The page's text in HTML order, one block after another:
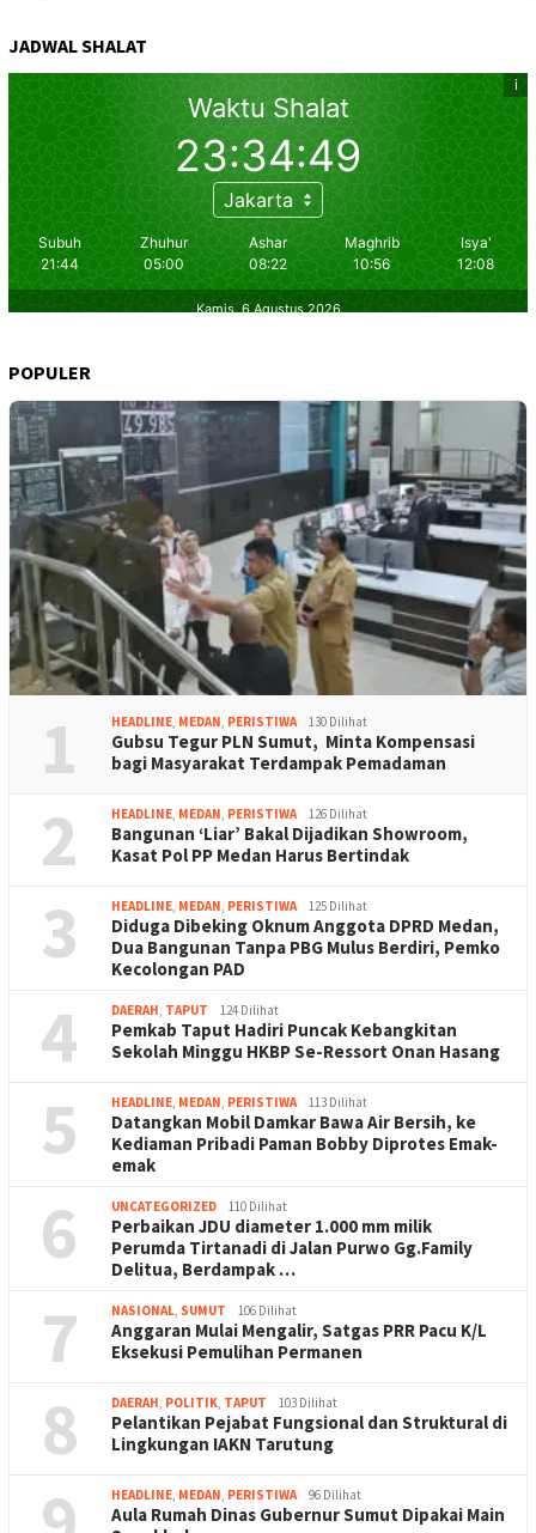
JADWAL SHALAT
POPULER
1 HEADLINE, MEDAN, PERISTIWA 130 Dilihat
Gubsu Tegur PLN Sumut, Minta Kompensasi
bagi Masyarakat Terdampak Pemadaman
2 HEADLINE, MEDAN, PERISTIWA 126 Dilihat
Bangunan ‘Liar’ Bakal Dijadikan Showroom,
Kasat Pol PP Medan Harus Bertindak
3 HEADLINE, MEDAN, PERISTIWA 125 Dilihat
Diduga Dibeking Oknum Anggota DPRD Medan,
Dua Bangunan Tanpa PBG Mulus Berdiri, Pemko
Kecolongan PAD
4 DAERAH, TAPUT 124 Dilihat
Pemkab Taput Hadiri Puncak Kebangkitan
Sekolah Minggu HKBP Se-Ressort Onan Hasang
5 HEADLINE, MEDAN, PERISTIWA 113 Dilihat
Datangkan Mobil Damkar Bawa Air Bersih, ke
Kediaman Pribadi Paman Bobby Diprotes Emak-
emak
6 UNCATEGORIZED 110 Dilihat
Perbaikan JDU diameter 1.000 mm milik
Perumda Tirtanadi di Jalan Purwo Gg.Family
Delitua, Berdampak …
7 NASIONAL, SUMUT 106 Dilihat
Anggaran Mulai Mengalir, Satgas PRR Pacu K/L
Eksekusi Pemulihan Permanen
8 DAERAH, POLITIK, TAPUT 103 Dilihat
Pelantikan Pejabat Fungsional dan Struktural di
Lingkungan IAKN Tarutung
HEADLINE, MEDAN, PERISTIWA 96 Dilihat
Aula Rumah Dinas Gubernur Sumut Dipakai Main